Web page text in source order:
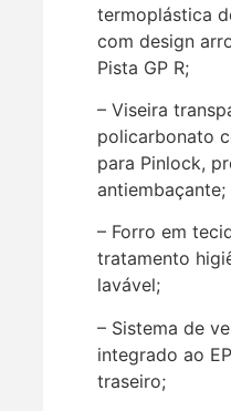
termoplástica
com design
Pista GP R;
– Viseira
policarbonato
para Pinlock,
antiembaçante;
– Forro em
tratamento
lavável;
– Sistema de
integrado ao
traseiro;